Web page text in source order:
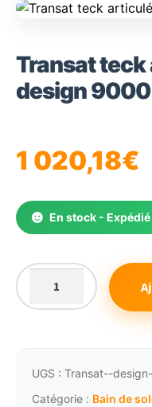
Transat
design 9000
1 020,18€
En stock -
quantité
de
articulé
empilable
UGS : Transat--
Catégorie : Bain de